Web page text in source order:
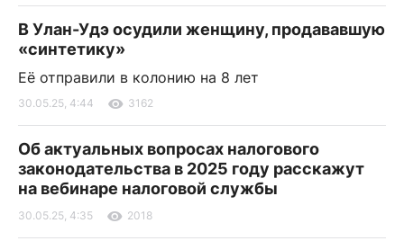
В Улан-Удэ осудили женщину, продававшую
«синтетику»
Её отправили в колонию на 8 лет
30.05.25, 4:44 3162
Об актуальных вопросах налогового
законодательства в 2025 году расскажут
на вебинаре налоговой службы
30.05.25, 4:35 2018